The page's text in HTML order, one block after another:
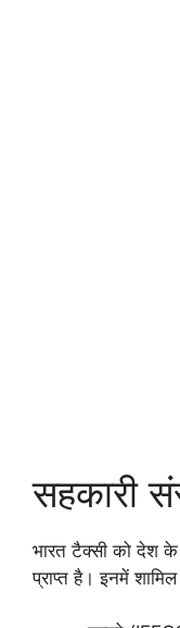
सहकारी
भारत टैक्सी को देश
प्राप्त है। इनमें